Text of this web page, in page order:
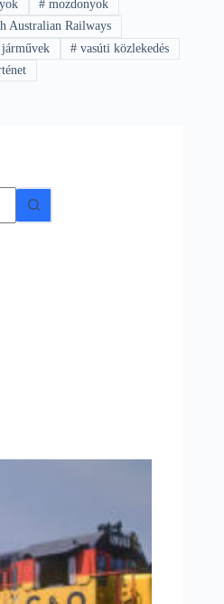
# mozdonyok
Australian Railways
# vasúti közlekedés